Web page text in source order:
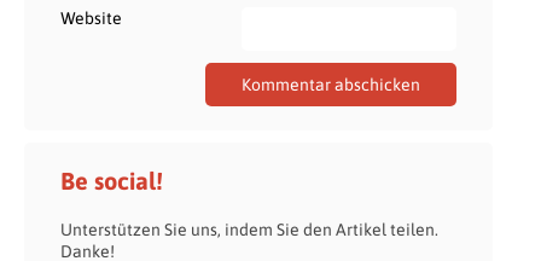
Website
Be social!
Unterstützen Sie uns, indem Sie den Artikel teilen.
Danke!